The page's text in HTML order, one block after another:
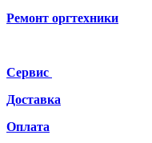
Ремонт оргтехники
Сервис
Доставка
Оплата